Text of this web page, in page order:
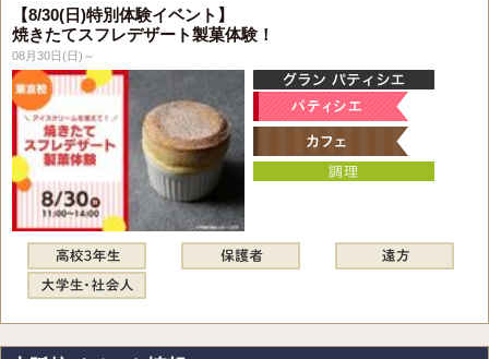
【8/30(日)特別体験イベント】
焼きたてスフレデザート製菓体験！
08月30日(日)～